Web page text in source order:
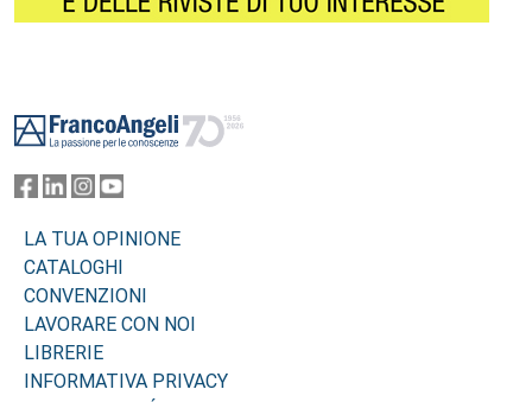
LA TUA OPINIONE
CATALOGHI
CONVENZIONI
LAVORARE CON NOI
LIBRERIE
INFORMATIVA PRIVACY